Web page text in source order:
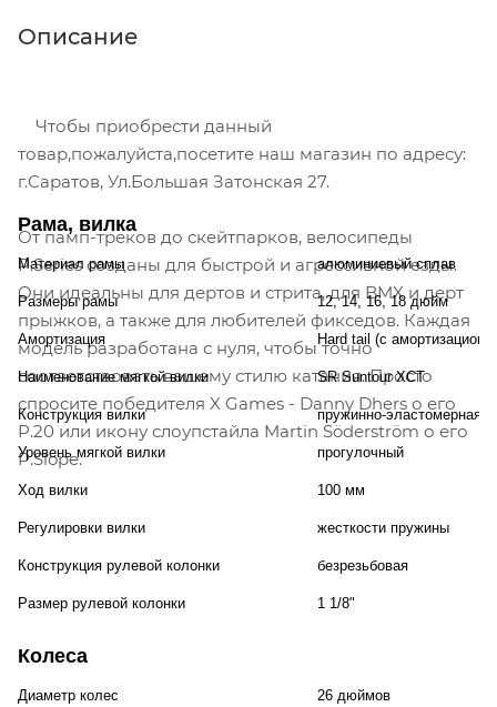
Описание
Чтобы приобрести данный
товар,пожалуйста,посетите наш магазин по адресу:
г.Саратов, Ул.Большая Затонская 27.
От памп-треков до скейтпарков, велосипеды
P.Series созданы для быстрой и агрессивной езды.
Они идеальны для дертов и стрита, для BMX и дерт
прыжков, а также для любителей фикседов. Каждая
модель разработана с нуля, чтобы точно
соответствовать вашему стилю катания. Просто
спросите победителя X Games - Danny Dhers о его
P.20 или икону слоупстайла Martin Söderström о его
P.Slope.
Рама, вилка
Материал рамы алюминиевый сплав
Размеры рамы 12, 14, 16, 18 дюйм
Амортизация Hard tail (с
Наименование мягкой вилки SR Suntour XCT
Конструкция вилки пружинно-эластомерная
Уровень мягкой вилки прогулочный
Ход вилки 100 мм
Регулировки вилки жесткости пружины
Конструкция рулевой колонки безрезьбовая
Размер рулевой колонки 1 1/8"
Колеса
Диаметр колес 26 дюймов